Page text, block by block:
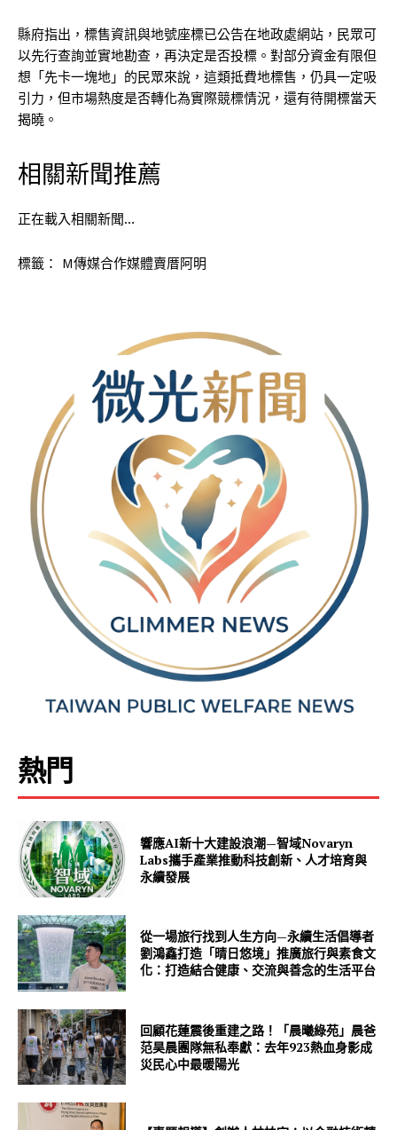
縣府指出，標售資訊與地號座標已公告在地政處網站，民眾可
以先行查詢並實地勘查，再決定是否投標。對部分資金有限但
想「先卡一塊地」的民眾來說，這類抵費地標售，仍具一定吸
引力，但市場熱度是否轉化為實際競標情況，還有待開標當天
揭曉。
相關新聞推薦
正在載入相關新聞…
標籤： M傳媒合作媒體賣厝阿明
熱門
響應AI新十大建設浪潮—智域Novaryn
Labs攜手產業推動科技創新、人才培育與
永續發展
從一場旅行找到人生方向—永續生活倡導者
劉鴻鑫打造「晴日悠境」推廣旅行與素食文
化：打造結合健康、交流與善念的生活平台
回顧花蓮震後重建之路！「晨曦綠苑」晨爸
范昊晨團隊無私奉獻：去年923熱血身影成
災民心中最暖陽光